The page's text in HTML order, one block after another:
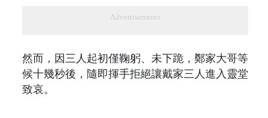
Advertisements
然而，因三人起初僅鞠躬、未下跪，鄭家大哥等
候十幾秒後，隨即揮手拒絕讓戴家三人進入靈堂
致哀。